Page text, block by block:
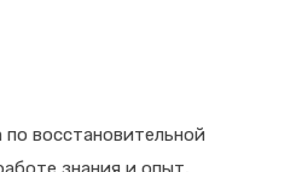
восстановительной